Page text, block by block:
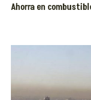
Ahorra en